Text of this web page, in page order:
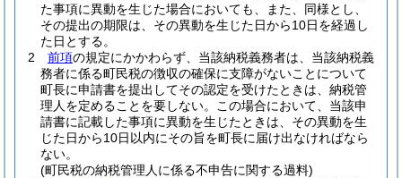
た事項に異動を生じた場合においても、また、同様とし、
その提出の期限は、その異動を生じた日から10日を経過し
た日とする。
2
前項の規定にかかわらず、当該納税義務者は、当該納税義
務者に係る町民税の徴収の確保に支障がないことについて
町長に申請書を提出してその認定を受けたときは、納税管
理人を定めることを要しない。
この場合において、当該申
請書に記載した事項に異動を生じたときは、その異動を生
じた日から10日以内にその旨を町長に届け出なければなら
ない。
(町民税の納税管理人に係る不申告に関する過料)